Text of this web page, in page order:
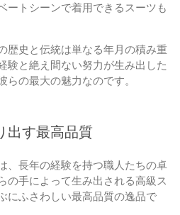
ートシーンで着用できるスーツも
歴史と伝統は単なる年月の積み重
験と絶え間ない努力が生み出した
の最大の魅力なのです。
出す最高品質
、長年の経験を持つ職人たちの卓
の手によって生み出される高級ス
にふさわしい最高品質の逸品で